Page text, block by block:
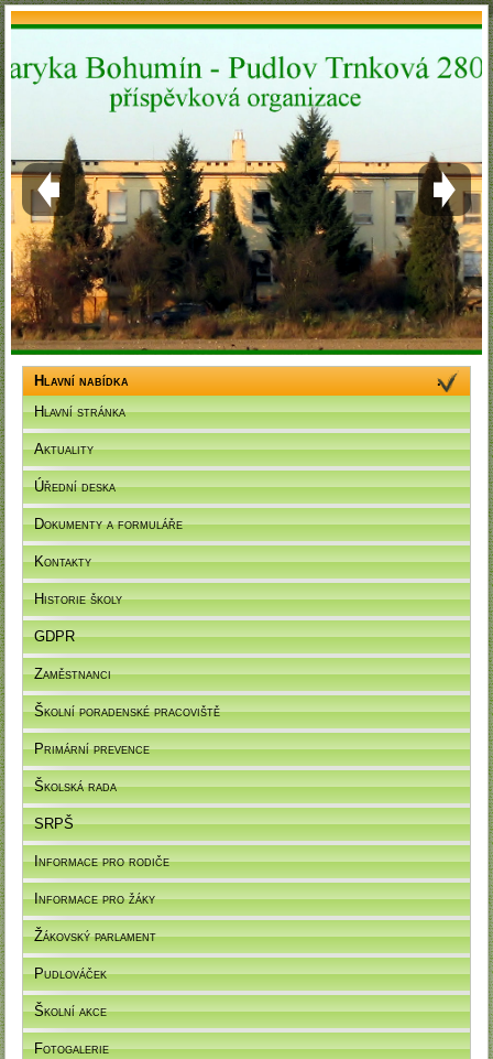
Hlavní nabídka
Hlavní stránka
Aktuality
Úřední deska
Dokumenty a formuláře
Kontakty
Historie školy
GDPR
Zaměstnanci
Školní poradenské pracoviště
Primární prevence
Školská rada
SRPŠ
Informace pro rodiče
Informace pro žáky
Žákovský parlament
Pudlováček
Školní akce
Fotogalerie